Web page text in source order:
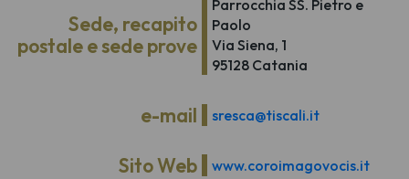
Sede, recapito
postale e sede prove
Parrocchia SS. Pietro e
Paolo
Via Siena, 1
95128 Catania
e-mail sresca@tiscali.it
Sito Web www.coroimagovocis.it